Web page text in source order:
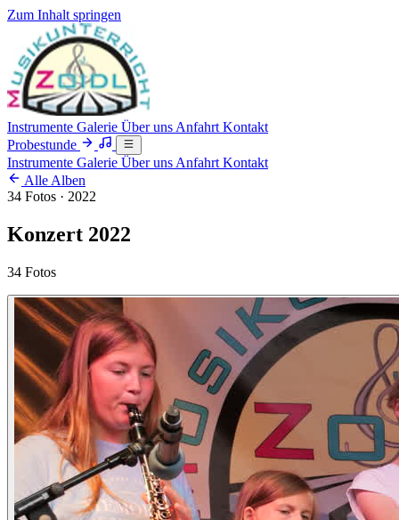
Zum Inhalt springen
Instrumente Galerie Über uns Anfahrt Kontakt
Probestunde
Instrumente Galerie Über uns Anfahrt Kontakt
Alle Alben
34 Fotos · 2022
Konzert 2022
34 Fotos